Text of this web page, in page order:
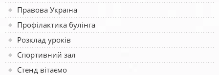
Правова Україна
Профілактика булінга
Розклад уроків
Спортивний зал
Стенд вітаємо